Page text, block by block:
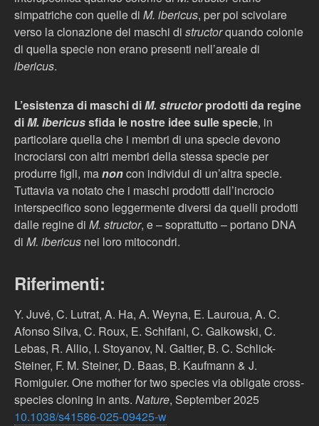
simpatriche con quelle di M. ibericus, per poi scivolare
verso la clonazione dei maschi di structorquando colonie
di quella specie non erano presenti nell’areale di
ibericus.
L’esistenza di maschi diM. structorprodotti da regine
diM. ibericussfida le nostre idee sulle specie, in
particolare quella che i membri di una specie devono
incrociarsi con altri membri della stessa specie per
produrre figli, manoncon individui di un’altra specie.
Tuttavia va notato che i maschi prodotti dall’incrocio
interspecifico sono leggermente diversi da quelli prodotti
dalle regine di M. structor, e – soprattutto – portano DNA
di M. ibericus nei loro mitocondri.
Riferimenti:
Y. Juvé, C. Lutrat, A. Ha, A. Weyna, E. Lauroua, A. C.
Afonso Silva, C. Roux, E. Schifani, C. Galkowski, C.
Lebas, R. Allio, I. Stoyanov, N. Galtier, B. C. Schlick-
Steiner, F. M. Steiner, D. Baas, B. Kaufmann & J.
Romiguier. One mother for two species via obligate cross-
species cloning in ants. Nature, September 2025
10.1038/s41586-025-09425-w